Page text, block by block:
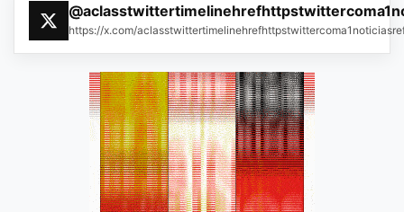
https://x.com/